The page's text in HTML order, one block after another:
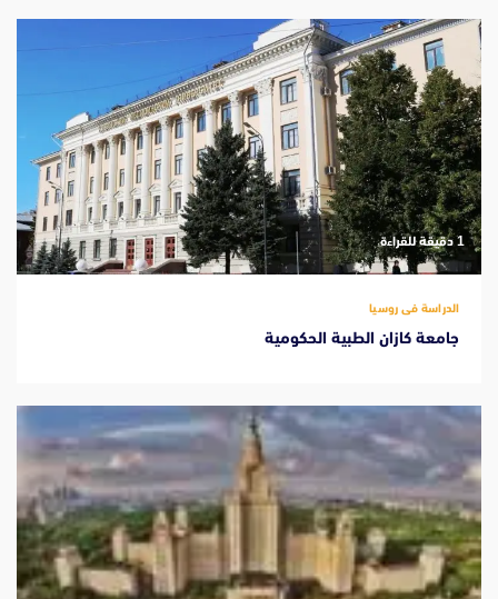
‫1 دقيقة للقراءة
الدراسة فى روسيا
جامعة كازان الطبية الحكومية